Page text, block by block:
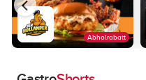
Abholrabatt